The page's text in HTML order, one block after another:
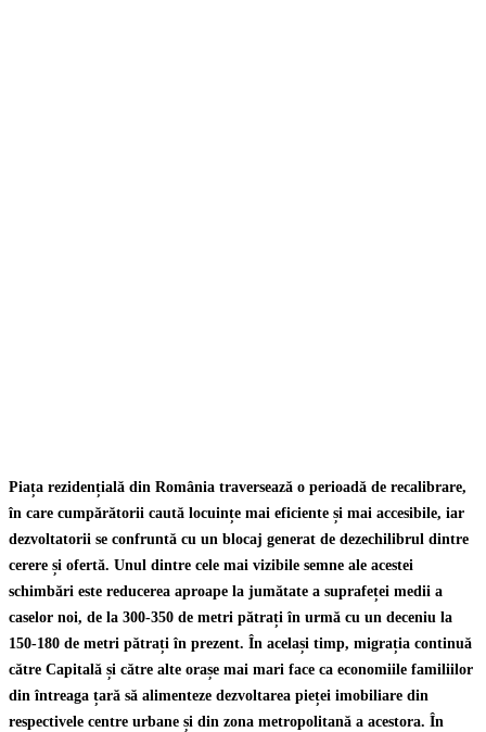
Piața rezidențială din România traversează o perioadă de recalibrare,
în care cumpărătorii caută locuințe mai eficiente și mai accesibile, iar
dezvoltatorii se confruntă cu un blocaj generat de dezechilibrul dintre
cerere și ofertă. Unul dintre cele mai vizibile semne ale acestei
schimbări este reducerea aproape la jumătate a suprafeței medii a
caselor noi, de la 300-350 de metri pătrați în urmă cu un deceniu la
150-180 de metri pătrați în prezent. În același timp, migrația continuă
către Capitală și către alte orașe mai mari face ca economiile familiilor
din întreaga țară să alimenteze dezvoltarea pieței imobiliare din
respectivele centre urbane și din zona metropolitană a acestora. În